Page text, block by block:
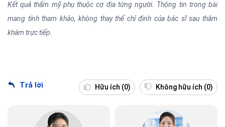
Kết quả thẩm mỹ phụ thuộc cơ địa từng người. Thông tin trong bài
mang tính tham khảo, không thay thế chỉ định của bác sĩ sau thăm
khám trực tiếp.